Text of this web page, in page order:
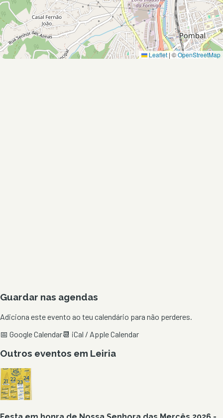
Leaflet | ©OpenStreetMap
Guardar nas agendas
Adiciona este evento ao teu calendário para não perderes.
📅 Google Calendar📆 iCal / Apple Calendar
Outros eventos em Leiria